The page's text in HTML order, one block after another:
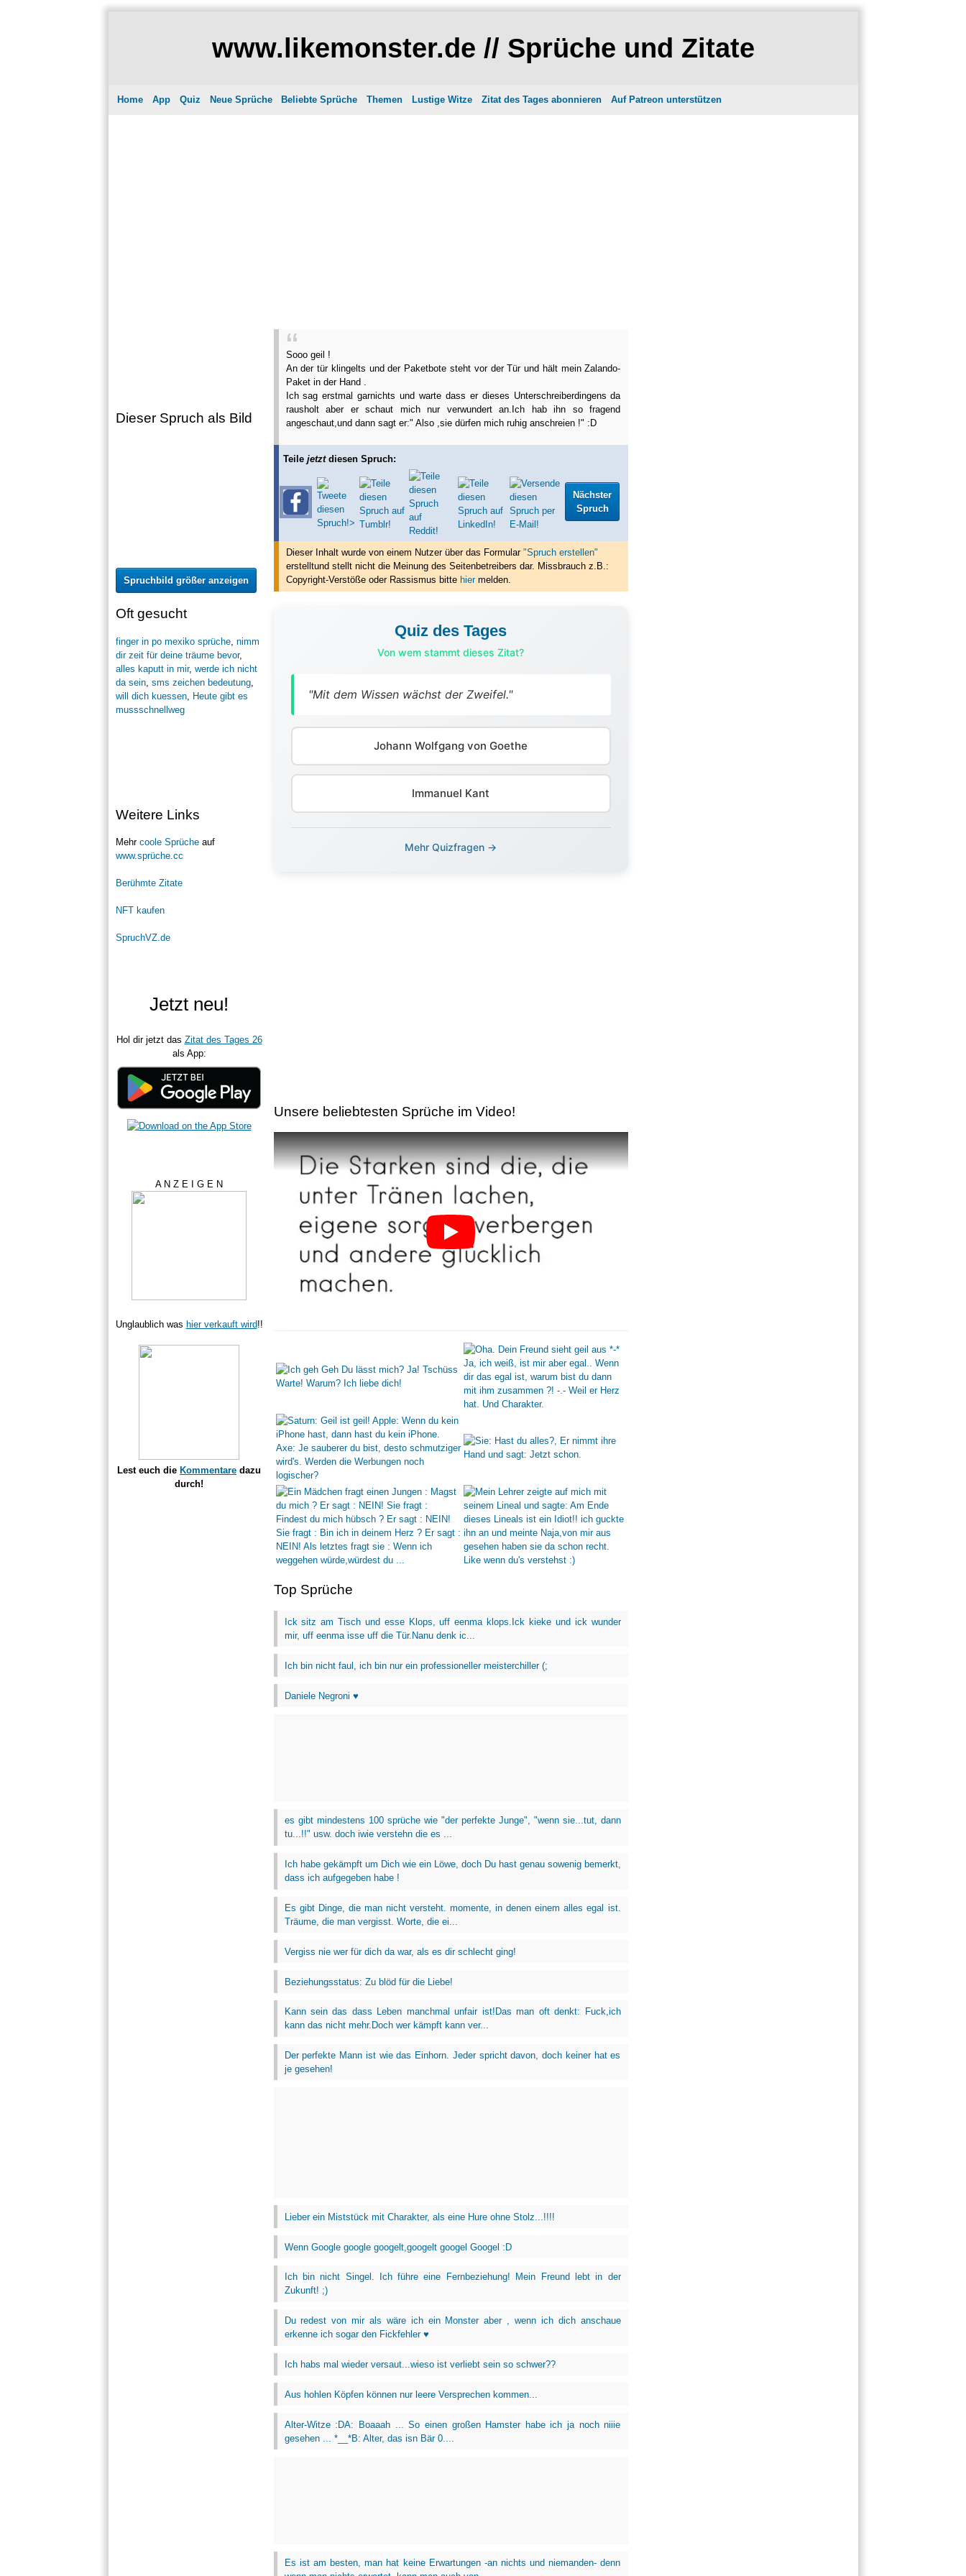
www.likemonster.de // Sprüche und Zitate
Home App Quiz Neue Sprüche Beliebte Sprüche Themen Lustige Witze Zitat des Tages abonnieren Auf Patreon unterstützen
Dieser Spruch als Bild
Spruchbild größer anzeigen
Oft gesucht
finger in po mexiko sprüche, nimm
dir zeit für deine träume bevor,
alles kaputt in mir, werde ich nicht
da sein, sms zeichen bedeutung,
will dich kuessen, Heute gibt es
mussschnellweg
Weitere Links
Mehr coole Sprücheauf
www.sprüche.cc
Berühmte Zitate
NFT kaufen
SpruchVZ.de
Jetzt neu!
Hol dir jetzt das Zitat des Tages 26
als App:
A N Z E I G E N
Unglaublich was hier verkauft wird!!
Lest euch die Kommentare dazu
durch!
Sooo geil !
An der tür klingelts und der Paketbote steht vor der Tür und hält mein Zalando-
Paket in der Hand .
Ich sag erstmal garnichts und warte dass er dieses Unterschreiberdingens da
rausholt aber er schaut mich nur verwundert an.Ich hab ihn so fragend
angeschaut,und dann sagt er:" Also ,sie dürfen mich ruhig anschreien !" :D
Teile jetztdiesen Spruch:
Nächster
Spruch
Dieser Inhalt wurde von einem Nutzer über das Formular "Spruch erstellen"
erstelltund stellt nicht die Meinung des Seitenbetreibers dar. Missbrauch z.B.:
Copyright-Verstöße oder Rassismus bitte hiermelden.
Quiz des Tages
Von wem stammt dieses Zitat?
"Mit dem Wissen wächst der Zweifel."
Johann Wolfgang von Goethe
Immanuel Kant
Mehr Quizfragen →
Unsere beliebtesten Sprüche im Video!
Top Sprüche
Ick sitz am Tisch und esse Klops, uff eenma klops.Ick kieke und ick wunder
mir, uff eenma isse uff die Tür.Nanu denk ic...
Ich bin nicht faul, ich bin nur ein professioneller meisterchiller (;
Daniele Negroni ♥
es gibt mindestens 100 sprüche wie "der perfekte Junge", "wenn sie...tut, dann
tu...!!" usw. doch iwie verstehn die es ...
Ich habe gekämpft um Dich wie ein Löwe, doch Du hast genau sowenig bemerkt,
dass ich aufgegeben habe !
Es gibt Dinge, die man nicht versteht. momente, in denen einem alles egal ist.
Träume, die man vergisst. Worte, die ei...
Vergiss nie wer für dich da war, als es dir schlecht ging!
Beziehungsstatus: Zu blöd für die Liebe!
Kann sein das dass Leben manchmal unfair ist!Das man oft denkt: Fuck,ich
kann das nicht mehr.Doch wer kämpft kann ver...
Der perfekte Mann ist wie das Einhorn. Jeder spricht davon, doch keiner hat es
je gesehen!
Lieber ein Miststück mit Charakter, als eine Hure ohne Stolz...!!!!
Wenn Google google googelt,googelt googel Googel :D
Ich bin nicht Singel. Ich führe eine Fernbeziehung! Mein Freund lebt in der
Zukunft! ;)
Du redest von mir als wäre ich ein Monster aber , wenn ich dich anschaue
erkenne ich sogar den Fickfehler ♥
Ich habs mal wieder versaut...wieso ist verliebt sein so schwer??
Aus hohlen Köpfen können nur leere Versprechen kommen...
Alter-Witze :DA: Boaaah ... So einen großen Hamster habe ich ja noch niiie
gesehen ... *__*B: Alter, das isn Bär 0....
Es ist am besten, man hat keine Erwartungen -an nichts und niemanden- denn